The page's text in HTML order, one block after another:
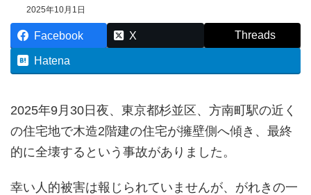
2025年10月1日
Facebook X Threads
Hatena
2025年9月30日夜、東京都杉並区、方南町駅の近く
の住宅地で木造2階建の住宅が擁壁側へ傾き、最終
的に全壊するという事故がありました。
幸い人的被害は報じられていませんが、がれきの一